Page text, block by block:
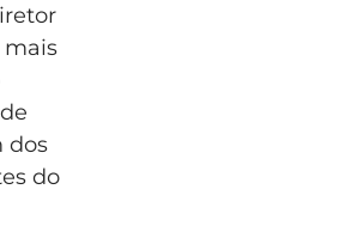
mais
dos
do